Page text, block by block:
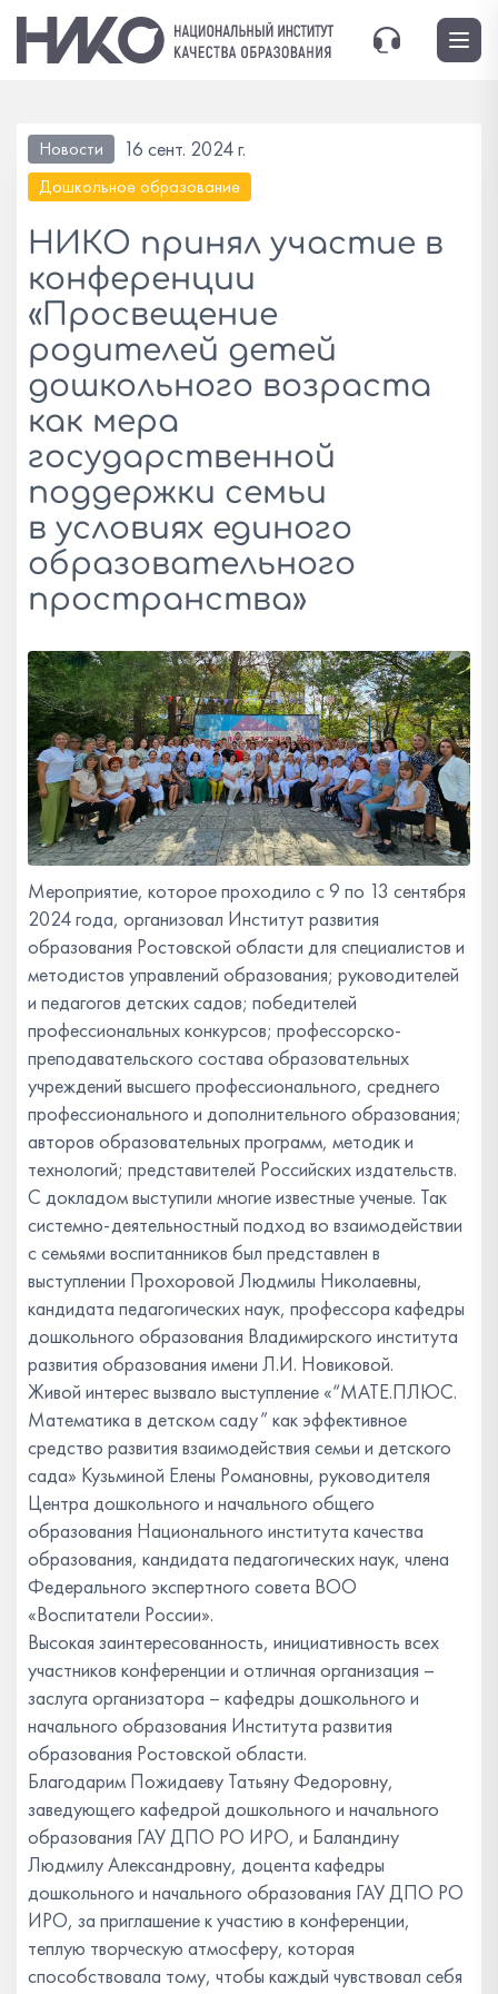
Новости 16 сент. 2024 г.
Дошкольное образование
НИКО принял участие в
конференции
«Просвещение
родителей детей
дошкольного возраста
как мера
государственной
поддержки семьи
в условиях единого
образовательного
пространства»
Мероприятие, которое проходило с 9 по 13 сентября
2024 года, организовал Институт развития
образования Ростовской области для специалистов и
методистов управлений образования; руководителей
и педагогов детских садов; победителей
профессиональных конкурсов; профессорско-
преподавательского состава образовательных
учреждений высшего профессионального, среднего
профессионального и дополнительного образования;
авторов образовательных программ, методик и
технологий; представителей Российских издательств.
С докладом выступили многие известные ученые. Так
системно-деятельностный подход во взаимодействии
с семьями воспитанников был представлен в
выступлении Прохоровой Людмилы Николаевны,
кандидата педагогических наук, профессора кафедры
дошкольного образования Владимирского института
развития образования имени Л.И. Новиковой.
Живой интерес вызвало выступление «“МАТЕ.ПЛЮС.
Математика в детском саду” как эффективное
средство развития взаимодействия семьи и детского
сада» Кузьминой Елены Романовны, руководителя
Центра дошкольного и начального общего
образования Национального института качества
образования, кандидата педагогических наук, члена
Федерального экспертного совета ВОО
«Воспитатели России».
Высокая заинтересованность, инициативность всех
участников конференции и отличная организация –
заслуга организатора – кафедры дошкольного и
начального образования Института развития
образования Ростовской области.
Благодарим Пожидаеву Татьяну Федоровну,
заведующего кафедрой дошкольного и начального
образования ГАУ ДПО РО ИРО, и Баландину
Людмилу Александровну, доцента кафедры
дошкольного и начального образования ГАУ ДПО РО
ИРО, за приглашение к участию в конференции,
теплую творческую атмосферу, которая
способствовала тому, чтобы каждый чувствовал себя